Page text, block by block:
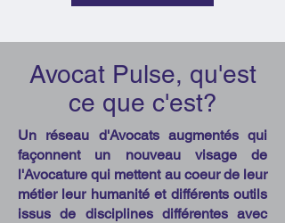
Avocat Pulse, qu'est
ce que c'est?
Un réseau d'Avocats augmentés qui
façonnent un nouveau visage de
l'Avocature qui mettent au coeur de leur
métier leur humanité et différents outils
issus de disciplines différentes avec